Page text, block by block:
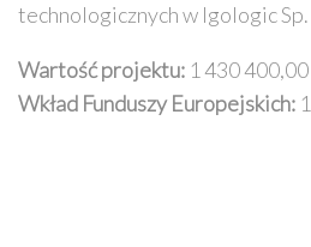
technologicznych w Igologic Sp.
Wartość projektu: 1 430
Wkład Funduszy Europejskich: